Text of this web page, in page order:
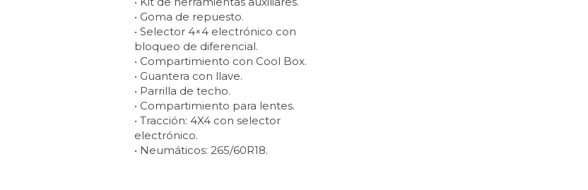
• Goma de repuesto.
• Selector 4×4 electrónico con
bloqueo de diferencial.
• Compartimiento con Cool Box.
• Guantera con llave.
• Parrilla de techo.
• Compartimiento para lentes.
• Tracción: 4X4 con selector
electrónico.
• Neumáticos: 265/60R18.